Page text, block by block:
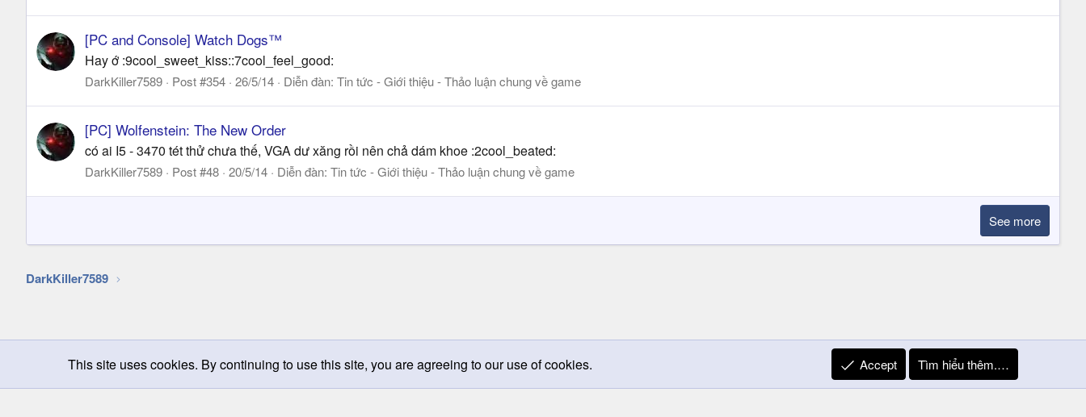
[PC and Console] Watch Dogs™
Hay ớ :9cool_sweet_kiss::7cool_feel_good:
DarkKiller7589 Post #354 26/5/14 Diễn đàn: Tin tức - Giới thiệu - Thảo luận chung về game
[PC] Wolfenstein: The New Order
có ai I5 - 3470 tét thử chưa thế, VGA dư xăng rồi nên chả dám khoe :2cool_beated:
DarkKiller7589 Post #48 20/5/14 Diễn đàn: Tin tức - Giới thiệu - Thảo luận chung về game
See more
DarkKiller7589
Chọn giao diện Change width Quy định và Nội quy Privacy Policy Trợ giúp
S
This site uses cookies. By continuing to use this site, you are agreeing to our use of cookies. Accept Tìm hiểu thêm.…